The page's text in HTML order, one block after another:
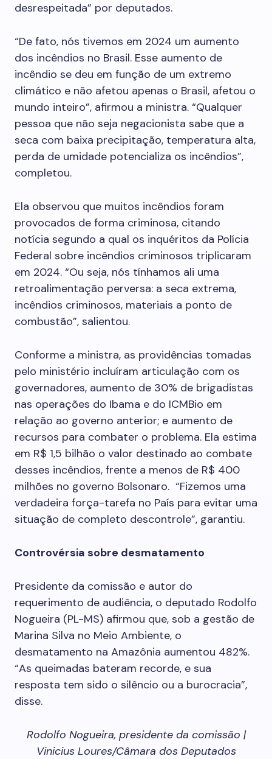
desrespeitada” por deputados.
“De fato, nós tivemos em 2024 um aumento
dos incêndios no Brasil. Esse aumento de
incêndio se deu em função de um extremo
climático e não afetou apenas o Brasil, afetou o
mundo inteiro”, afirmou a ministra. “Qualquer
pessoa que não seja negacionista sabe que a
seca com baixa precipitação, temperatura alta,
perda de umidade potencializa os incêndios”,
completou.
Ela observou que muitos incêndios foram
provocados de forma criminosa, citando
notícia segundo a qual os inquéritos da Polícia
Federal sobre incêndios criminosos triplicaram
em 2024. “Ou seja, nós tínhamos ali uma
retroalimentação perversa: a seca extrema,
incêndios criminosos, materiais a ponto de
combustão”, salientou.
Conforme a ministra, as providências tomadas
pelo ministério incluíram articulação com os
governadores, aumento de 30% de brigadistas
nas operações do Ibama e do ICMBio em
relação ao governo anterior; e aumento de
recursos para combater o problema. Ela estima
em R$ 1,5 bilhão o valor destinado ao combate
desses incêndios, frente a menos de R$ 400
milhões no governo Bolsonaro. “Fizemos uma
verdadeira força-tarefa no País para evitar uma
situação de completo descontrole”, garantiu.
Controvérsia sobre desmatamento
Presidente da comissão e autor do
requerimento de audiência, o deputado Rodolfo
Nogueira (PL-MS) afirmou que, sob a gestão de
Marina Silva no Meio Ambiente, o
desmatamento na Amazônia aumentou 482%.
“As queimadas bateram recorde, e sua
resposta tem sido o silêncio ou a burocracia”,
disse.
Rodolfo Nogueira, presidente da comissão |
Vinicius Loures/Câmara dos Deputados